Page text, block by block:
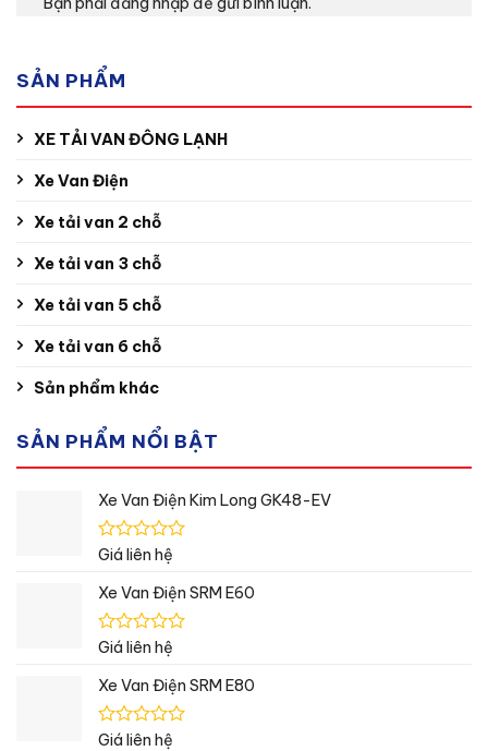
SẢN PHẨM
XE TẢI VAN ĐÔNG LẠNH
Xe Van Điện
Xe tải van 2 chỗ
Xe tải van 3 chỗ
Xe tải van 5 chỗ
Xe tải van 6 chỗ
Sản phẩm khác
SẢN PHẨM NỔI BẬT
Xe Van Điện Kim Long GK48-EV
Được
hạng
5
sao
Giá liên hệ
Xe Van Điện SRM E60
Được
hạng
5
sao
Giá liên hệ
Xe Van Điện SRM E80
Được
Giá liên hệ